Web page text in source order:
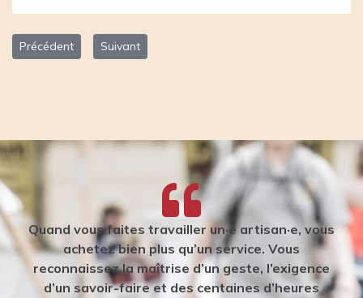
Article précédent : Jean-Robert Gase
Précédent Article suivant : Laurence Imstepf -
Suivant
Quand vous faites travailler un·e artisan·e, vous
achetez bien plus qu’un service. Vous
reconnaissez la maîtrise d’un geste, l’exigence
d’un savoir-faire et des centaines d’heures